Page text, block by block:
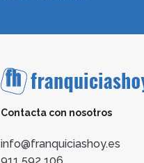
Contacta con nosotros
info@franquiciashoy.es